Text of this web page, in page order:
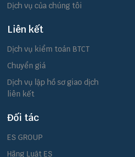
Dịch vụ của chúng tôi
Liên kết
Dịch vụ kiểm toán BTCT
Chuyển giá
Dịch vụ lập hồ sơ giao dịch
liên kết
Đối tác
ES GROUP
Hãng Luật ES